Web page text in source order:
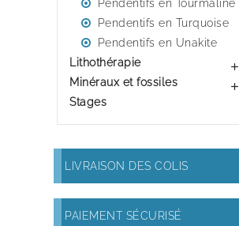
Pendentifs en Tourmaline
Pendentifs en Turquoise
Pendentifs en Unakite
Lithothérapie

Minéraux et fossiles 
Stages
LIVRAISON DES COLIS
PAIEMENT SÉCURISÉ